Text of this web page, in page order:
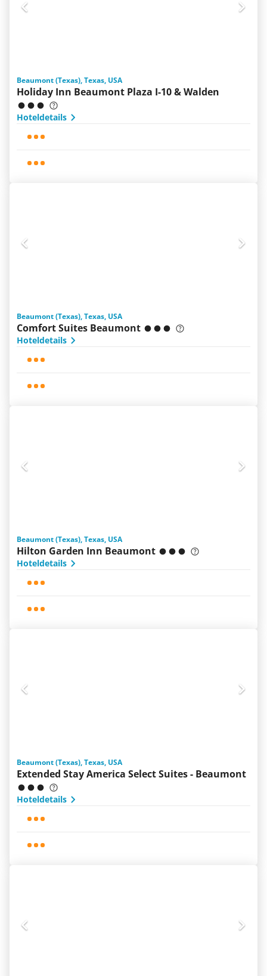
Beaumont (Texas), Texas, USA
Holiday Inn Beaumont Plaza I-10 & Walden
Hoteldetails
Beaumont (Texas), Texas, USA
Comfort Suites Beaumont
Hoteldetails
Beaumont (Texas), Texas, USA
Hilton Garden Inn Beaumont
Hoteldetails
Beaumont (Texas), Texas, USA
Extended Stay America Select Suites - Beaumont
Hoteldetails